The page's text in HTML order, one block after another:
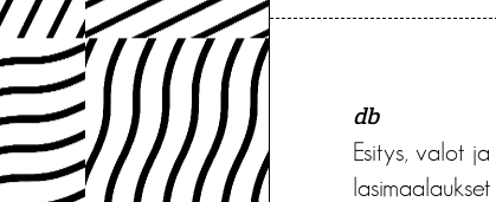
db
Esitys, valot